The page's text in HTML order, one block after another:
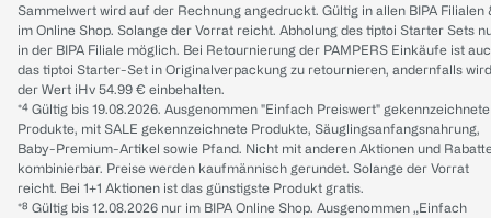
Sammelwert wird auf der Rechnung angedruckt. Gültig in allen BIPA Filialen
im Online Shop. Solange der Vorrat reicht. Abholung des tiptoi Starter Sets
in der BIPA Filiale möglich. Bei Retournierung der PAMPERS Einkäufe ist
das tiptoi Starter-Set in Originalverpackung zu retournieren, andernfalls wird
der Wert iHv 54.99 € einbehalten.
*⁴ Gültig bis 19.08.2026. Ausgenommen "Einfach Preiswert" gekennzeichnete
Produkte, mit SALE gekennzeichnete Produkte, Säuglingsanfangsnahrung,
Baby-Premium-Artikel sowie Pfand. Nicht mit anderen Aktionen und
kombinierbar. Preise werden kaufmännisch gerundet. Solange der Vorrat
reicht. Bei 1+1 Aktionen ist das günstigste Produkt gratis.
*⁸ Gültig bis 12.08.2026 nur im BIPA Online Shop. Ausgenommen „Einfach